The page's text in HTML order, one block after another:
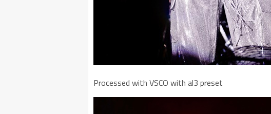
Processed with VSCO with al3 preset